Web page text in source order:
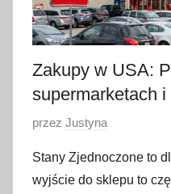
2
0
3
Zakupy w USA:
supermarketach
O
u
b
przez Justyna
Stany Zjednoczone to
wyjście do sklepu to